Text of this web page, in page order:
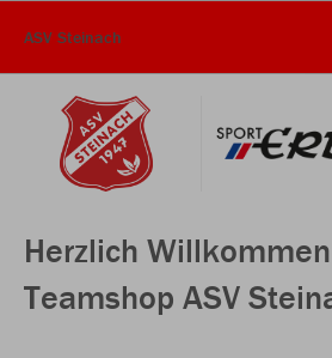
ASV Steinach
Herzlich
Teamshop ASV